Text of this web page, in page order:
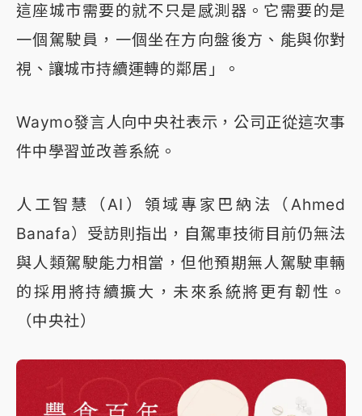
這座城市需要的就不只是感測器。它需要的是
一個駕駛員，一個坐在方向盤後方、能與你對
視、讓城市持續運轉的鄰居」。
Waymo發言人向中央社表示，公司正從這次事
件中學習並改善系統。
人工智慧（AI）領域專家巴納法（Ahmed
Banafa）受訪則指出，自駕車技術目前仍無法
與人類駕駛能力相當，但他預期無人駕駛車輛
的採用將持續擴大，未來系統將更有韌性。
（中央社）